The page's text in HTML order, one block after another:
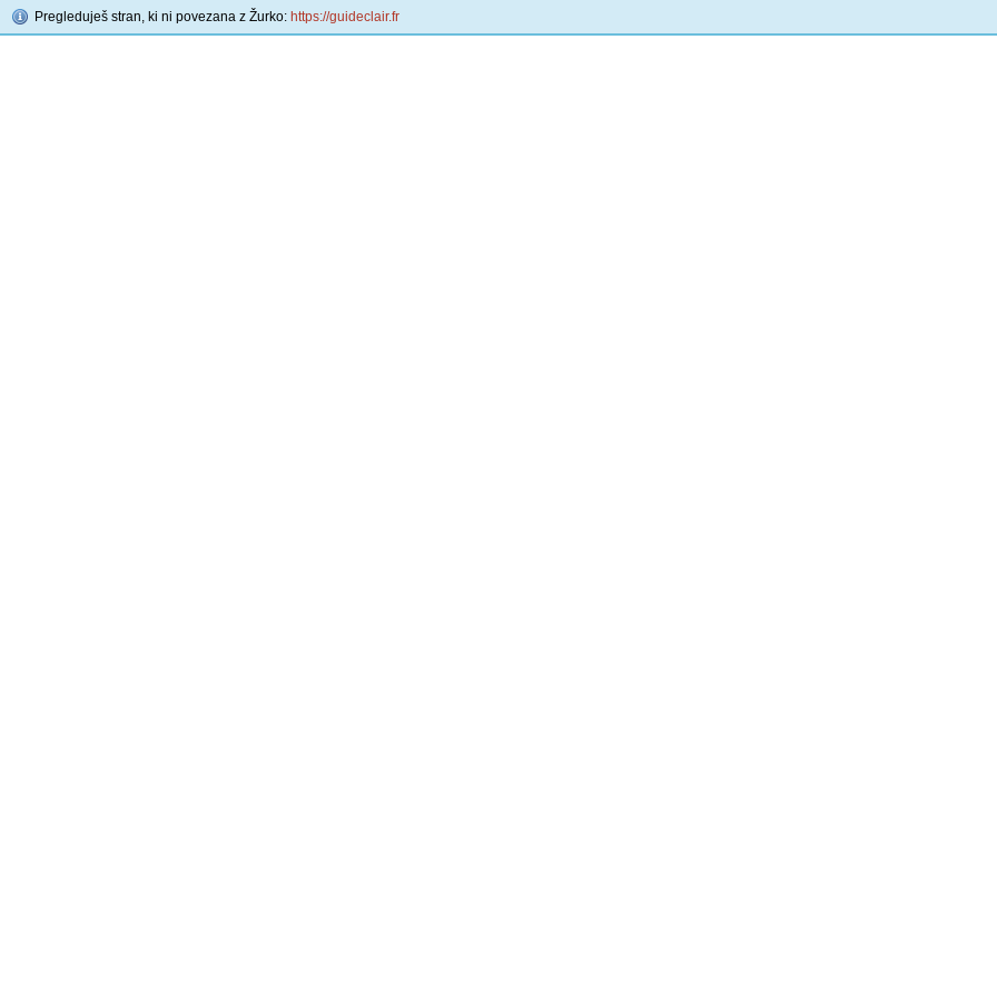
Pregleduješ stran, ki ni povezana z Žurko: https://guideclair.fr